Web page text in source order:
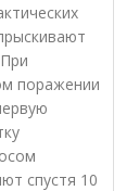
поражении
спустя 10